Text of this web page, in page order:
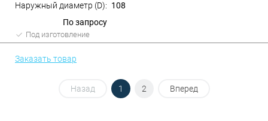
108
По запросу
Под изготовление
Заказать товар
Назад 1 2 Вперед